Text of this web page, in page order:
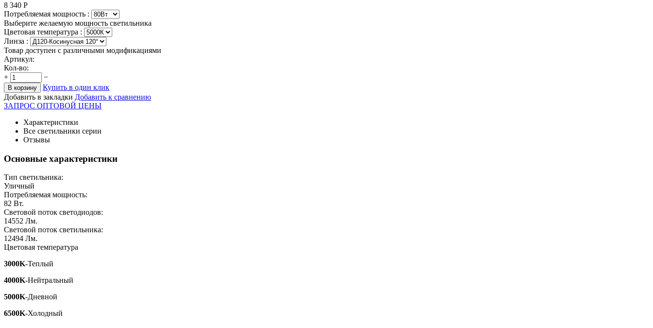
8 340 Р
Потребляемая мощность :
Выберите желаемую мощность светильника
Цветовая температура :
Линза :
Товар доступен с различными модификациями
Артикул:
Кол-во:
+
−
В корзину
Купить в один клик
Добавить в закладки Добавить к сравнению
ЗАПРОС ОПТОВОЙ ЦЕНЫ
Характеристики
Все светильники серии
Отзывы
Основные характеристики
Тип светильника:
Уличный
Потребляемая мощность:
82 Вт.
Световой поток светодиодов:
14552 Лм.
Световой поток светильника:
12494 Лм.
Цветовая температура
3000K-Теплый
4000K-Нейтральный
5000K-Дневной
6500K-Холодный